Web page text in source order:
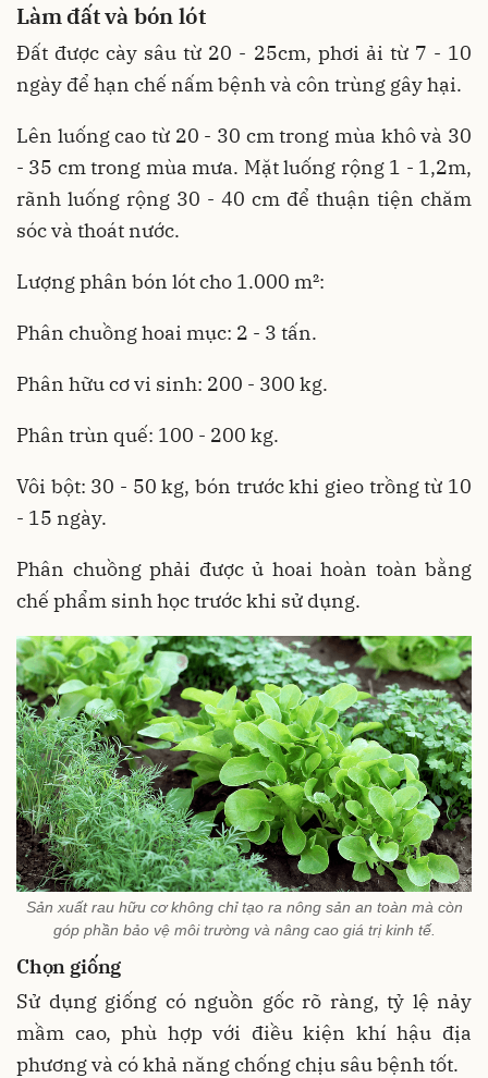
Làm đất và bón lót
Đất được cày sâu từ 20 - 25cm, phơi ải từ 7 - 10
ngày để hạn chế nấm bệnh và côn trùng gây hại.
Lên luống cao từ 20 - 30 cm trong mùa khô và 30
- 35 cm trong mùa mưa. Mặt luống rộng 1 - 1,2m,
rãnh luống rộng 30 - 40 cm để thuận tiện chăm
sóc và thoát nước.
Lượng phân bón lót cho 1.000 m²:
Phân chuồng hoai mục: 2 - 3 tấn.
Phân hữu cơ vi sinh: 200 - 300 kg.
Phân trùn quế: 100 - 200 kg.
Vôi bột: 30 - 50 kg, bón trước khi gieo trồng từ 10
- 15 ngày.
Phân chuồng phải được ủ hoai hoàn toàn bằng
chế phẩm sinh học trước khi sử dụng.
Sản xuất rau hữu cơ không chỉ tạo ra nông sản an toàn mà còn
góp phần bảo vệ môi trường và nâng cao giá trị kinh tế.
Chọn giống
Sử dụng giống có nguồn gốc rõ ràng, tỷ lệ nảy
mầm cao, phù hợp với điều kiện khí hậu địa
phương và có khả năng chống chịu sâu bệnh tốt.